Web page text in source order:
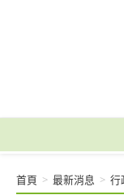
首頁 > 最新消息 > 行